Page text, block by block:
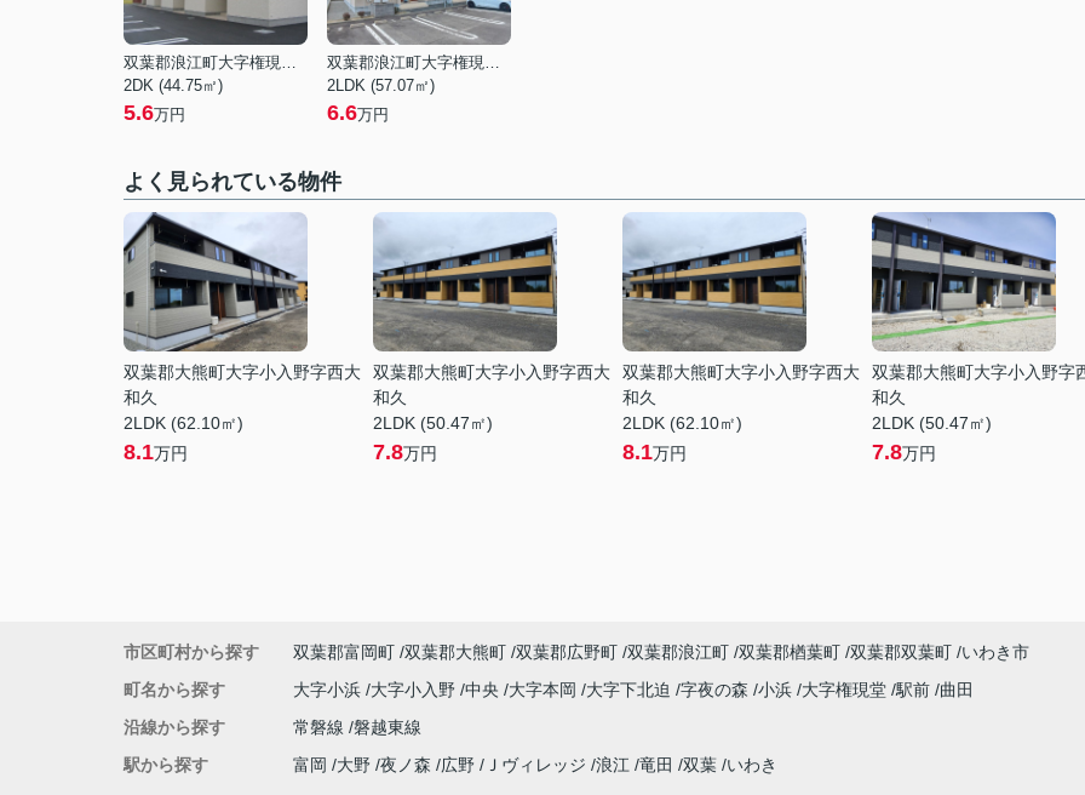
双葉郡浪江町大字権現堂字上川原
2DK (44.75㎡)
5.6万円
双葉郡浪江町大字権現堂字上川原
2LDK (57.07㎡)
6.6万円
よく見られている物件
双葉郡大熊町大字小入野字西大
和久
2LDK (62.10㎡)
8.1万円
双葉郡大熊町大字小入野字西大
和久
2LDK (50.47㎡)
7.8万円
双葉郡大熊町大字小入野字西大
和久
2LDK (62.10㎡)
8.1万円
双葉郡大熊町大字小入野字
和久
2LDK (50.47㎡)
7.8万円
市区町村から探す 双葉郡富岡町 双葉郡大熊町 双葉郡広野町 双葉郡浪江町 双葉郡楢葉町 双葉郡双葉町 いわき市
町名から探す
大字小浜 大字小入野 中央 大字本岡 大字下北迫 字夜の森 小浜 大字権現堂 駅前 曲田
沿線から探す
常磐線 磐越東線
駅から探す
富岡 大野 夜ノ森 広野 Ｊヴィレッジ 浪江 竜田 双葉 いわき